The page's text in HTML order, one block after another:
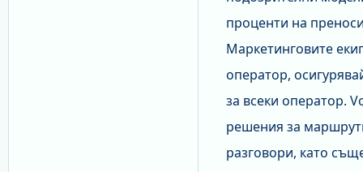
проценти на
Маркетинговите
оператор,
за всеки оператор.
решения за
разговори, като